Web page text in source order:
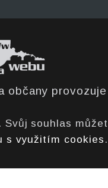
občany
Svůj souhlas
s využitím cookies .